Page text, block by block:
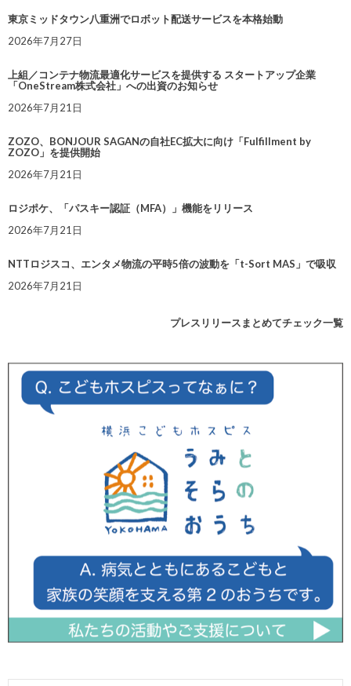
東京ミッドタウン八重洲でロボット配送サービスを本格始動
2026年7月27日
上組／コンテナ物流最適化サービスを提供する スタートアップ企業
「OneStream株式会社」への出資のお知らせ
2026年7月21日
ZOZO、BONJOUR SAGANの自社EC拡大に向け「Fulfillment by
ZOZO」を提供開始
2026年7月21日
ロジポケ、「パスキー認証（MFA）」機能をリリース
2026年7月21日
NTTロジスコ、エンタメ物流の平時5倍の波動を「t-Sort MAS」で吸収
2026年7月21日
プレスリリースまとめてチェック一覧